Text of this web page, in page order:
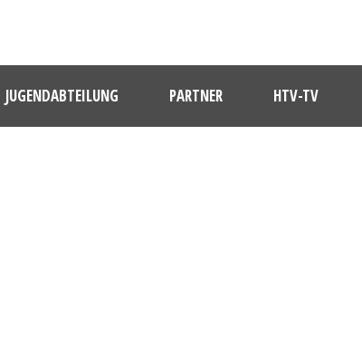
JUGENDABTEILUNG PARTNER HTV-TV